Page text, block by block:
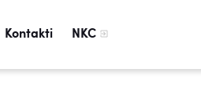
Kontakti NKC